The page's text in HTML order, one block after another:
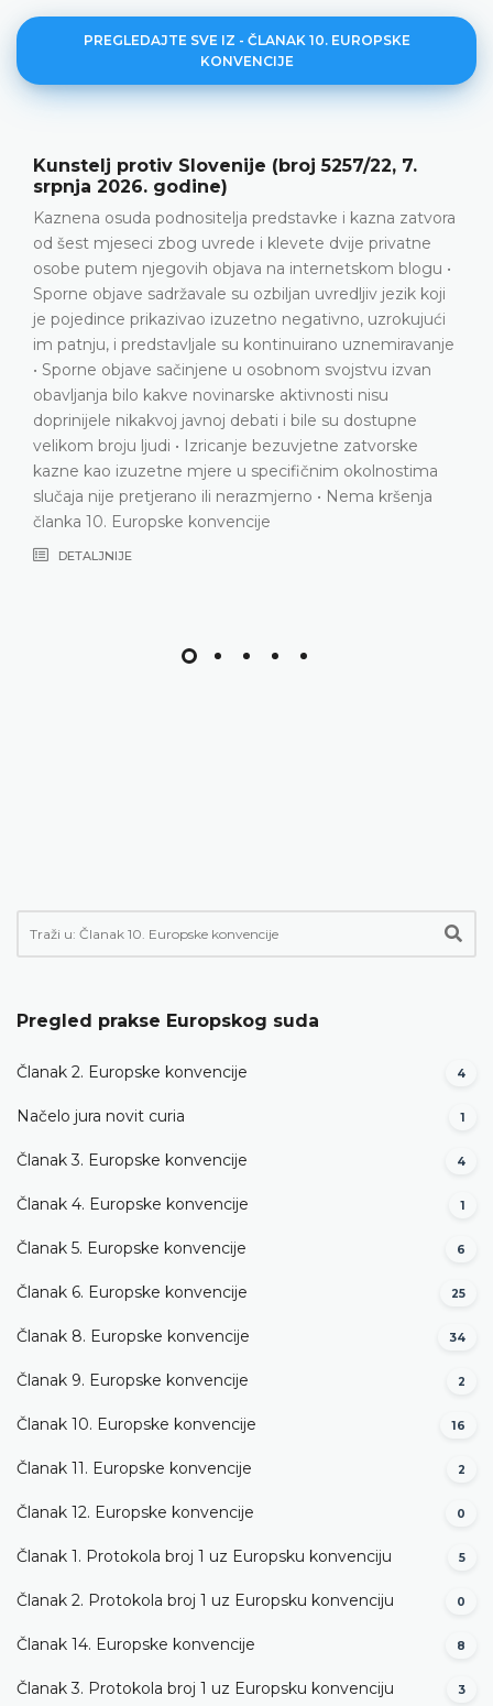
PREGLEDAJTE SVE IZ - ČLANAK 10. EUROPSKE
KONVENCIJE
(broj 5257/22, 7.
i kazna zatvora
klevete dvije privatne
na internetskom blogu •
uvredljiv jezik koji
negativno, uzrokujući
uznemiravanje
svojstvu izvan
aktivnosti nisu
i bile su dostupne
zatvorske
okolnostima
• Nema kršenja
Miladze protiv Gruzije
Razmjerna prekršajna
podnositelju predstavke
koji sadrži izuzetno grube i
upućene prepoznatljivim
kontekstu javne debate o
Grubi verbalni napadi
bezobzirno
službenika • Nema
satire i nema naznaka da je
kakvoj stilskoj, retoričkoj ili
širenje videa • Domaći
proporcionalnosti • Nema
Pregled prakse Europskog suda
Članak 2. Europske konvencije 4
Načelo jura novit curia 1
Članak 3. Europske konvencije 4
Članak 4. Europske konvencije 1
Članak 5. Europske konvencije 6
Članak 6. Europske konvencije 25
Članak 8. Europske konvencije 34
Članak 9. Europske konvencije 2
Članak 10. Europske konvencije 16
Članak 11. Europske konvencije 2
Članak 12. Europske konvencije 0
Članak 1. Protokola broj 1 uz Europsku konvenciju 5
Članak 2. Protokola broj 1 uz Europsku konvenciju 0
Članak 14. Europske konvencije 8
Članak 3. Protokola broj 1 uz Europsku konvenciju 3